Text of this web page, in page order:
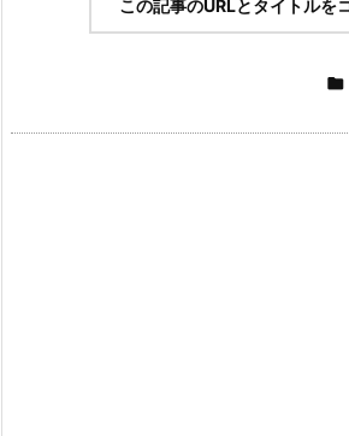
この記事のURLとタイトルを
